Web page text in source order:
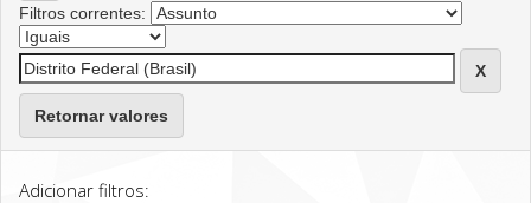
Filtros correntes:
Retornar valores
Adicionar filtros: